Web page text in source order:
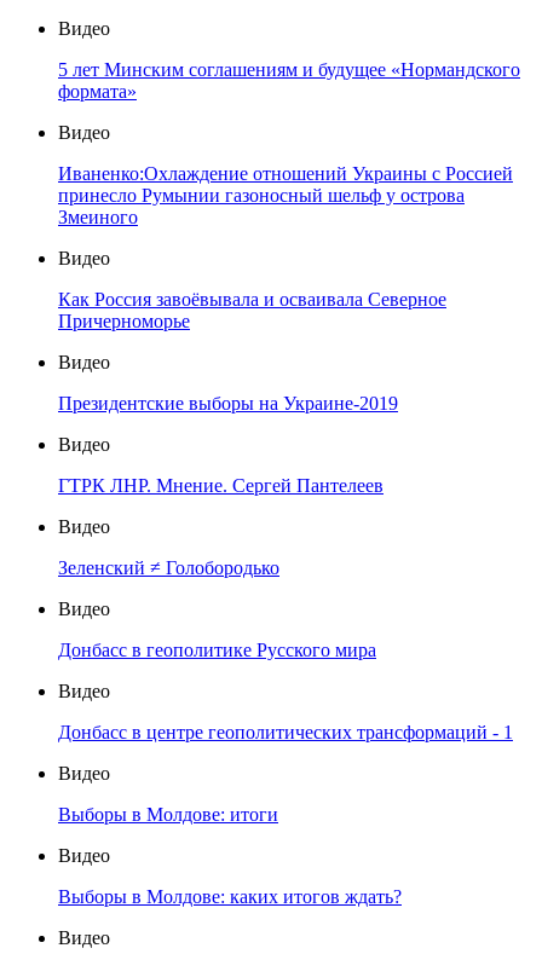
Видео
5 лет Минским соглашениям и будущее «Нормандского
формата»
Видео
Иваненко:Охлаждение отношений Украины с Россией
принесло Румынии газоносный шельф у острова
Змеиного
Видео
Как Россия завоёвывала и осваивала Северное
Причерноморье
Видео
Президентские выборы на Украине-2019
Видео
ГТРК ЛНР. Мнение. Сергей Пантелеев
Видео
Зеленский ≠ Голобородько
Видео
Донбасс в геополитике Русского мира
Видео
Донбасс в центре геополитических трансформаций - 1
Видео
Выборы в Молдове: итоги
Видео
Выборы в Молдове: каких итогов ждать?
Видео